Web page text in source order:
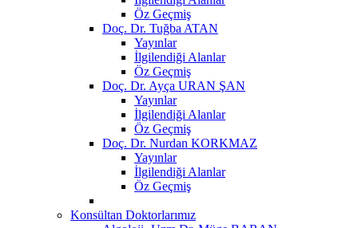
Öz Geçmiş
Doç. Dr. Tuğba ATAN
Yayınlar
İlgilendiği Alanlar
Öz Geçmiş
Doç. Dr. Ayça URAN ŞAN
Yayınlar
İlgilendiği Alanlar
Öz Geçmiş
Doç. Dr. Nurdan KORKMAZ
Yayınlar
İlgilendiği Alanlar
Öz Geçmiş
Konsültan Doktorlarımız